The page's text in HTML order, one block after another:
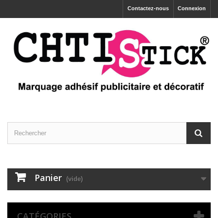
Connexion
Contactez-nous
Panier (vide)